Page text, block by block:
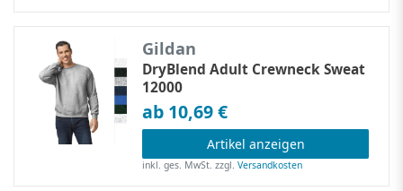
Gildan
DryBlend Adult Crewneck Sweat
12000
ab 10,69 €
Artikel anzeigen
inkl. ges. MwSt. zzgl.Versandkosten